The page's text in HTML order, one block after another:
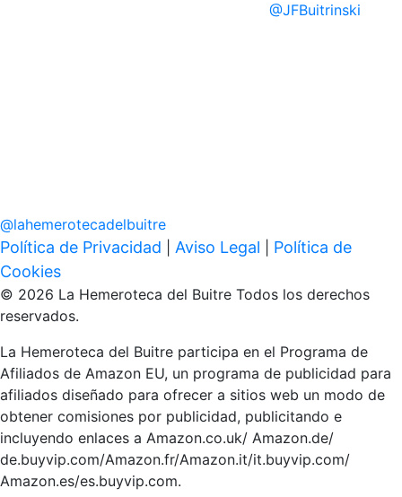
@JFBuitrinski
@lahemerotecadelbuitre
Política de Privacidad Aviso Legal
Política de
Cookies
© 2026 La Hemeroteca del Buitre Todos los derechos
reservados.
La Hemeroteca del Buitre participa en el Programa de
Afiliados de Amazon EU, un programa de publicidad para
afiliados diseñado para ofrecer a sitios web un modo de
obtener comisiones por publicidad, publicitando e
incluyendo enlaces a Amazon.co.uk/ Amazon.de/
de.buyvip.com/Amazon.fr/Amazon.it/it.buyvip.com/
Amazon.es/es.buyvip.com.